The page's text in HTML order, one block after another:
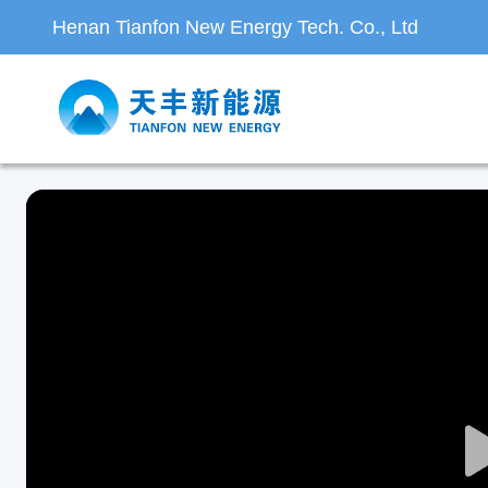
Henan Tianfon New Energy Tech. Co., Ltd